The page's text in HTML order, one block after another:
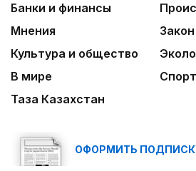
Банки и финансы
Мнения
Культура и общество
В мире
Спорт
Таза Казахстан
ОФОРМИТЬ